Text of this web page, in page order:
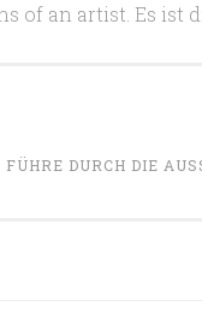
of an artist. Es ist
FÜHRE DURCH DIE